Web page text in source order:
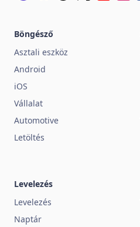
Böngésző
Asztali eszköz
Android
iOS
Vállalat
Automotive
Letöltés
Levelezés
Levelezés
Naptár